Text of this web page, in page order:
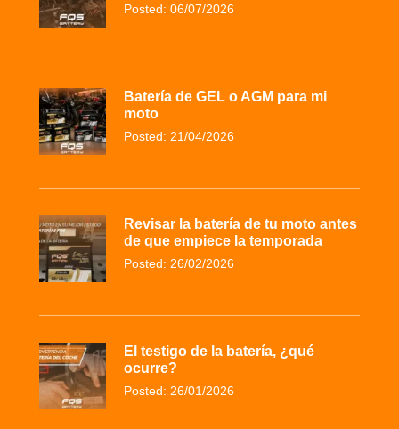
Posted: 06/07/2026
Batería de GEL o AGM para mi
moto
Posted: 21/04/2026
Revisar la batería de tu moto antes
de que empiece la temporada
Posted: 26/02/2026
El testigo de la batería, ¿qué
ocurre?
Posted: 26/01/2026